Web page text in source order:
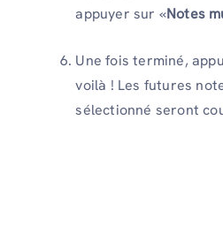
appuyer sur «Notes
Une fois terminé,
voilà ! Les futures
sélectionné seront